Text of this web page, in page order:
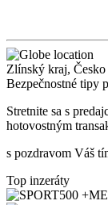
Zlínský kraj, Česko
Bezpečnostné tipy
Stretnite sa s
hotovostným
s pozdravom Váš
Top inzeráty